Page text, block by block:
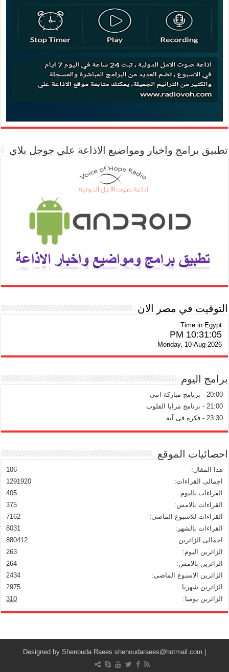
تطبيق برامج واخبار ومواضيع الاذاعة علي جوجل بلاي
التوقيت في مصر الان
Time in Egypt
10:31:06 PM
Monday, 10-Aug-2026
برامج اليوم
20:00 - برنامج مباركة انتى
21:00 - برنامج مرايا القلوب
23:30 - فكرة فى آية
احصائيات الموقع
106
هذا المقال:
1291920
اجمالى القراءات:
405
القراءات باليوم:
375
القراءات بالامس:
7162
القراءات للاسبوع الماضى:
8031
القراءات بالشهر:
880412
اجمالى الزائرين:
263
الزائرين اليوم:
264
الزائرين بالامس:
2434
الزائرين الاسبوع الماضى:
2975
الزائرين شهريا:
310
الزائرين يوميا:
Shenouda Raees shenoudaraees@hotmail.com